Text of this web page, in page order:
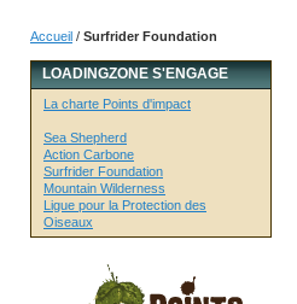
Accueil / Surfrider Foundation
LOADINGZONE S'ENGAGE
La charte Points d'impact
Sea Shepherd
Action Carbone
Surfrider Foundation
Mountain Wilderness
Ligue pour la Protection des
Oiseaux